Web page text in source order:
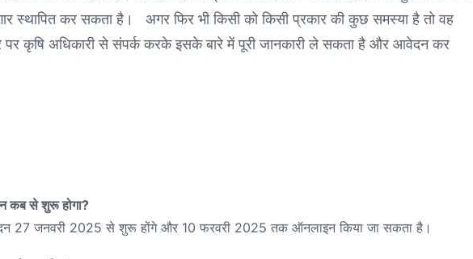
स्थापित कर सकता है। अगर फिर भी किसी को किसी प्रकार की कुछ समस्या है तो वह
पर कृषि अधिकारी से संपर्क करके इसके बारे में पूरी जानकारी ले सकता है और आवेदन कर
कब से शुरू होगा?
27 जनवरी 2025 से शुरू होंगे और 10 फरवरी 2025 तक ऑनलाइन किया जा सकता है।